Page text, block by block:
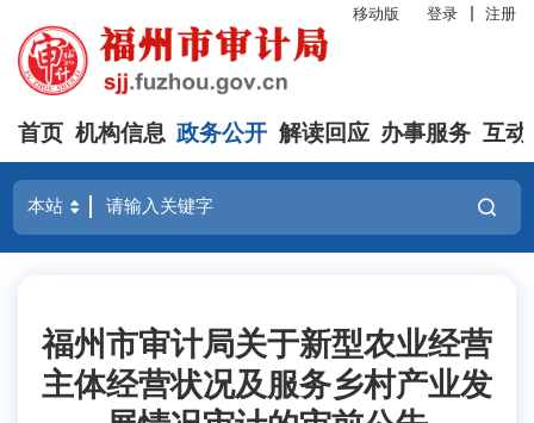
移动版 登录 注册
首页 机构信息 政务公开 解读回应 办事服务 互动
福州市审计局关于新型农业经营
主体经营状况及服务乡村产业发